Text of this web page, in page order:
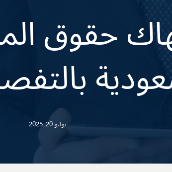
حقوق
بالتفصيل
يوليو 20, 2025